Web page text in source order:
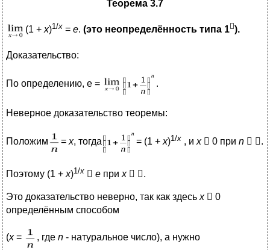
Теорема 3.7
(1 +х)1/х = е. (это неопределённость типа 1).
Доказательство:
По определению, е = .
Неверное доказательство теоремы:
Положим = х, тогда = (1 + х)1/х , и x 0 при n  .
Поэтому (1 + х)1/х  e при х .
Это доказательство неверно, так как здесь x 0
определённым способом
(x= , где n - натуральное число), а нужно